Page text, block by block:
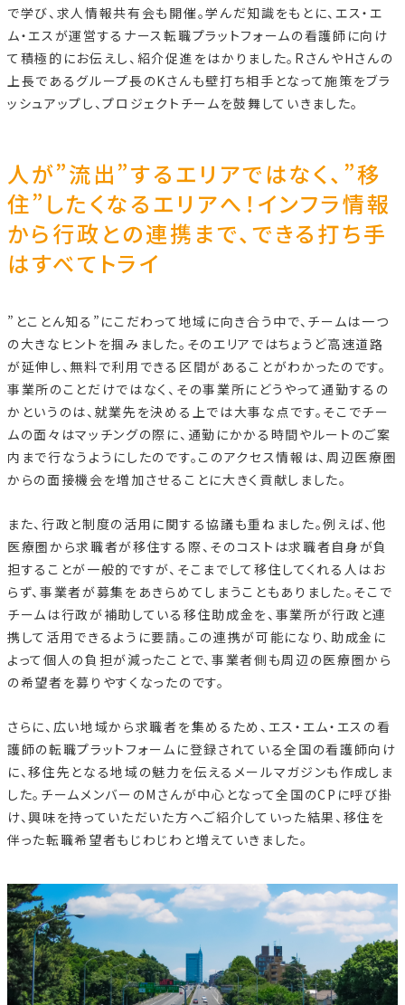
で学び、求人情報共有会も開催。学んだ知識をもとに、エス・エ
ム・エスが運営するナース転職プラットフォームの看護師に向け
て積極的にお伝えし、紹介促進をはかりました。RさんやHさんの
上長であるグループ長のKさんも壁打ち相手となって施策をブラ
ッシュアップし、プロジェクトチームを鼓舞していきました。
人が”流出”するエリアではなく、”移
住”したくなるエリアへ！インフラ情報
から行政との連携まで、できる打ち手
はすべてトライ
”とことん知る”にこだわって地域に向き合う中で、チームは一つ
の大きなヒントを掴みました。そのエリアではちょうど高速道路
が延伸し、無料で利用できる区間があることがわかったのです。
事業所のことだけではなく、その事業所にどうやって通勤するの
かというのは、就業先を決める上では大事な点です。そこでチー
ムの面々はマッチングの際に、通勤にかかる時間やルートのご案
内まで行なうようにしたのです。このアクセス情報は、周辺医療圏
からの面接機会を増加させることに大きく貢献しました。
また、行政と制度の活用に関する協議も重ねました。例えば、他
医療圏から求職者が移住する際、そのコストは求職者自身が負
担することが一般的ですが、そこまでして移住してくれる人はお
らず、事業者が募集をあきらめてしまうこともありました。そこで
チームは行政が補助している移住助成金を、事業所が行政と連
携して活用できるように要請。この連携が可能になり、助成金に
よって個人の負担が減ったことで、事業者側も周辺の医療圏から
の希望者を募りやすくなったのです。
さらに、広い地域から求職者を集めるため、エス・エム・エスの看
護師の転職プラットフォーム に登録されている全国の看護師向け
に、移住先となる地域の魅力を伝えるメールマガジンも作成しま
した。チームメンバーのMさんが中心となって全国のCPに呼び掛
け、興味を持っていただいた方へご紹介していった結果、移住を
伴った転職希望者もじわじわと増えていきました。